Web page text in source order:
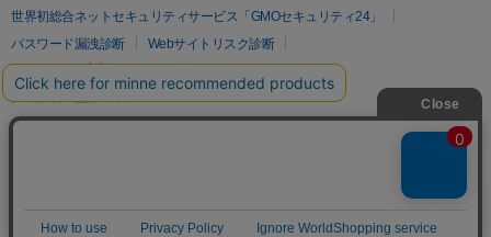
世界初総合ネットセキュリティサービス「GMOセキュリティ24」
パスワード漏洩診断
Webサイトリスク診断
セキュリティ相談AIチャットボット
実在証明・盗聴対策
サイバー攻撃対策（GMOサイバーセキュリティ byイエラエ）